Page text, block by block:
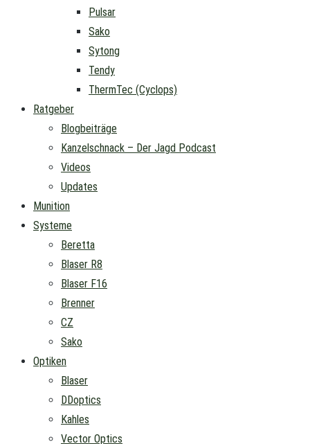
Pulsar
Sako
Sytong
Tendy
ThermTec (Cyclops)
Ratgeber
Blogbeiträge
Kanzelschnack – Der Jagd Podcast
Videos
Updates
Munition
Systeme
Beretta
Blaser R8
Blaser F16
Brenner
CZ
Sako
Optiken
Blaser
DDoptics
Kahles
Vector Optics